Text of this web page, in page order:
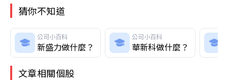
猜你不知道
公司小百科
新盛力做什麼？
公司小百科
華新科做什麼？
文章相關個股